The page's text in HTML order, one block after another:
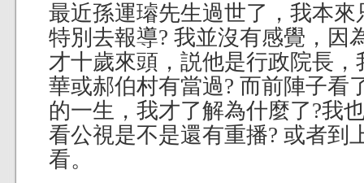
最近孫運璿先生過世了，我本
特別去報導? 我並沒有感覺，因
才十歲來頭，説他是行政院長
華或郝伯村有當過? 而前陣子看
的一生，我才了解為什麼了?我
看公視是不是還有重播? 或者到
看。